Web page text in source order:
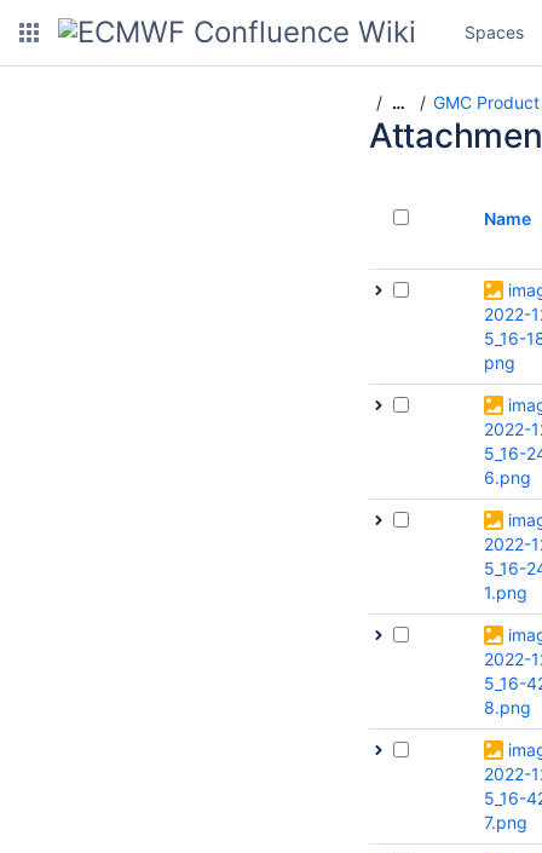
Spaces
… GMC
Name
2022-
5_16-
png
2022-
5_16-
6.png
2022-
5_16-
1.png
2022-
5_16-
8.png
2022-
5_16-
7.png